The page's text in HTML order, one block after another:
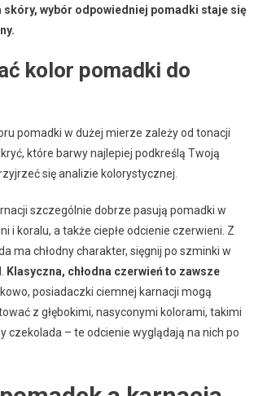
skóry, wybór odpowiedniej pomadki staje się
kolor pomadki do
pomadki w dużej mierze zależy od tonacji
które barwy najlepiej podkreślą Twoją
się analizie kolorystycznej.
szczególnie dobrze pasują pomadki w
i koralu, a także ciepłe odcienie czerwieni. Z
ma chłodny charakter, sięgnij po szminki w
Klasyczna, chłodna czerwień to zawsze
posiadaczki ciemnej karnacji mogą
z głębokimi, nasyconymi kolorami, takimi
czekolada – te odcienie wyglądają na nich po